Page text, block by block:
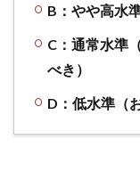
ポイ
ント
Ponta
ント
に交
B：やや高水
C：通常水準
べき）
D：低水準（